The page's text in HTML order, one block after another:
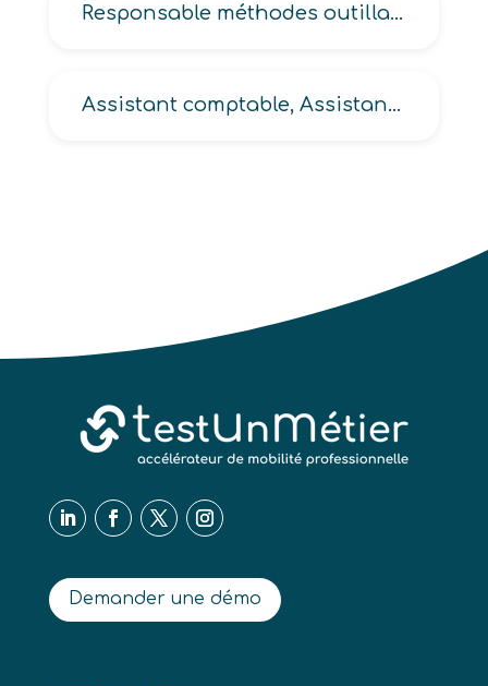
Responsable méthodes outillages en industrie, méthodes-industrialisation, procédés en méthodes-industrialisation
Assistant comptable, Assistant comptable et budgétaire, Assistant de cabinet comptable
Demander une démo